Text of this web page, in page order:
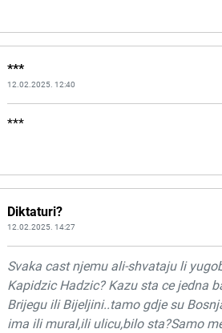
***
12.02.2025. 12:40
***
Diktaturi?
12.02.2025. 14:27
Svaka cast njemu ali-shvataju li
Kapidzic Hadzic? Kazu sta ce jedna
Brijegu ili Bijeljini..tamo gdje su
ima ili mural,ili ulicu,bilo sta?Samo